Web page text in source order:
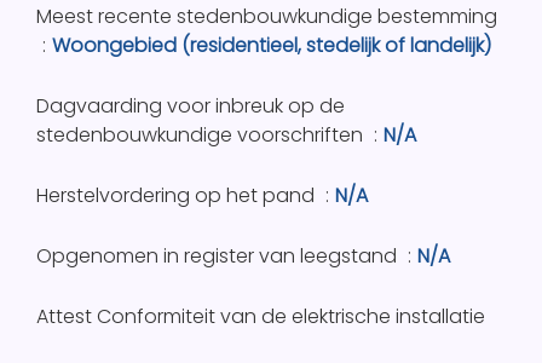
Meest recente stedenbouwkundige bestemming
Woongebied (residentieel, stedelijk of landelijk)
Dagvaarding voor inbreuk op de
stedenbouwkundige voorschriften
N/A
Herstelvordering op het pand N/A
Opgenomen in register van leegstand N/A
Attest Conformiteit van de elektrische installatie